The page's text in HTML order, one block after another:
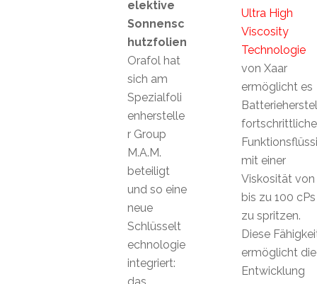
Ultra High
Viscosity
Technologie
von Xaar
ermöglicht es
fortschrittliche
mit einer
Viskosität von
bis zu 100 cPs
zu spritzen.
Diese
ermöglicht die
Entwicklung
elektive
Sonnensc
hutzfolien
Orafol hat
sich am
Spezialfoli
enherstelle
r Group
M.A.M.
beteiligt
und so eine
neue
Schlüsselt
echnologie
integriert:
das